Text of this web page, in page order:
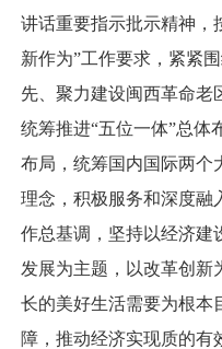
讲话重要指示批示精神，
新作为”工作要求，紧紧
先、聚力建设闽西革命老
统筹推进“五位一体”总体
布局，统筹国内国际两个
理念，积极服务和深度融
作总基调，坚持以经济建
发展为主题，以改革创新
长的美好生活需要为根本
障，推动经济实现质的有